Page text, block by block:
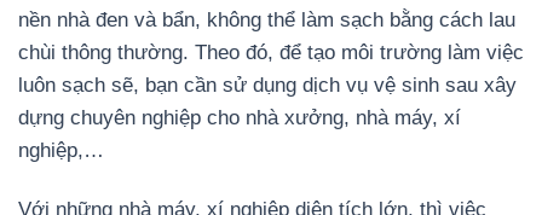
nền nhà đen và bẩn, không thể làm sạch bằng cách lau
chùi thông thường. Theo đó, để tạo môi trường làm việc
luôn sạch sẽ, bạn cần sử dụng dịch vụ vệ sinh sau xây
dựng chuyên nghiệp cho nhà xưởng, nhà máy, xí
nghiệp,…
Với những nhà máy, xí nghiệp diện tích lớn, thì việc